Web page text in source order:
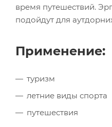
время путешествий.
подойдут для
Применение:
туризм
летние виды спорта
путешествия